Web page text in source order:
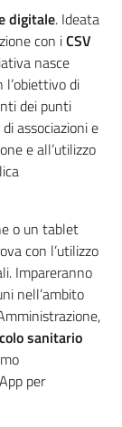
digitale. Ideata
con iCSV
nasce
l’obiettivo di
dei punti
associazioni e
e all’utilizzo
o un tablet
con l’utilizzo
Impareranno
nell’ambito
sanitario
per